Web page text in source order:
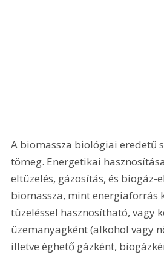
A biomassza biológiai eredetű
tömeg. Energetikai
eltüzelés, gázosítás, és biogáz-
biomassza, mint energiaforrás
tüzeléssel hasznosítható, vagy
üzemanyagként (alkohol vagy
illetve éghető gázként,